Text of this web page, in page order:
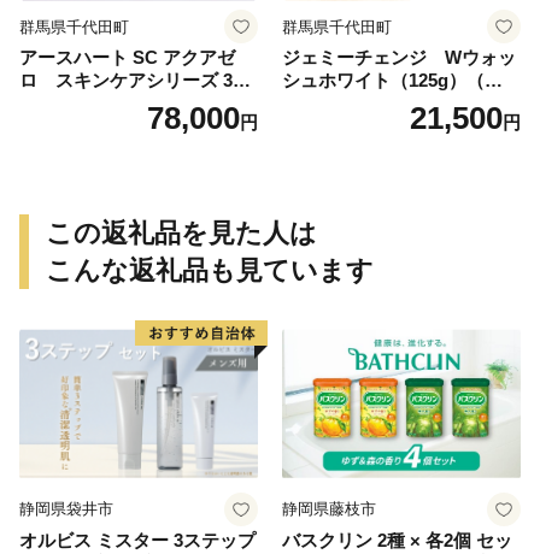
群馬県千代田町
アースハート SC アクアゼ
ロ スキンケアシリーズ 3点
78,000円
群馬県千代田町
ジェミーチェンジ Wウォッ
シュホワイト（125g）（泡立
てネット付）×2本 群馬県 千
21,500円
この返礼品を見た人は
こんな返礼品も見ています
静岡県袋井市
オルビス ミスター 3ステップ
静岡県藤枝市
バスクリン 2種 × 各2個 セッ